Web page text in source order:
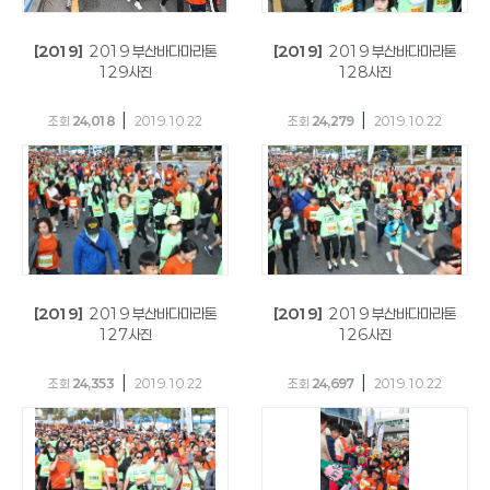
[2019] 2019 부산바다마라톤
129사진
조회 24,018 2019.10.22
[2019] 2019 부산바다마라톤
128사진
조회 24,279 2019.10.22
[2019] 2019 부산바다마라톤
127사진
조회 24,353 2019.10.22
[2019] 2019 부산바다마라톤
126사진
조회 24,697 2019.10.22